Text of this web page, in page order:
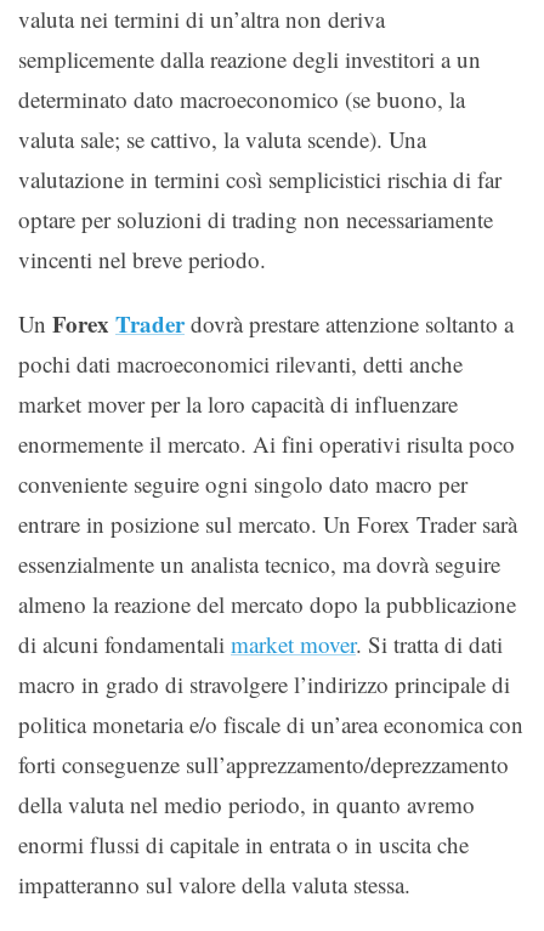
valuta nei termini di un’altra non deriva
semplicemente dalla reazione degli investitori a un
determinato dato macroeconomico (se buono, la
valuta sale; se cattivo, la valuta scende). Una
valutazione in termini così semplicistici rischia di far
optare per soluzioni di trading non necessariamente
vincenti nel breve periodo.
Un Forex Traderdovrà prestare attenzione soltanto a
pochi dati macroeconomici rilevanti, detti anche
market mover per la loro capacità di influenzare
enormemente il mercato. Ai fini operativi risulta poco
conveniente seguire ogni singolo dato macro per
entrare in posizione sul mercato. Un Forex Trader sarà
essenzialmente un analista tecnico, ma dovrà seguire
almeno la reazione del mercato dopo la pubblicazione
di alcuni fondamentali market mover. Si tratta di dati
macro in grado di stravolgere l’indirizzo principale di
politica monetaria e/o fiscale di un’area economica con
forti conseguenze sull’apprezzamento/deprezzamento
della valuta nel medio periodo, in quanto avremo
enormi flussi di capitale in entrata o in uscita che
impatteranno sul valore della valuta stessa.